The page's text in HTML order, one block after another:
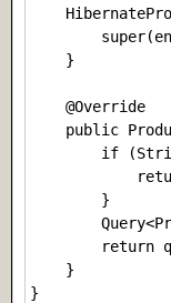
    }
    @Override
public
if
        }
return
    }
}